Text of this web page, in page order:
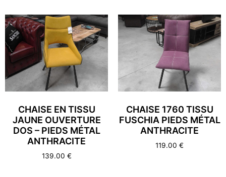
CHAISE EN TISSU
JAUNE OUVERTURE
DOS – PIEDS MÉTAL
ANTHRACITE
139.00 €
CHAISE 1760 TISSU
FUSCHIA PIEDS MÉTAL
ANTHRACITE
119.00 €